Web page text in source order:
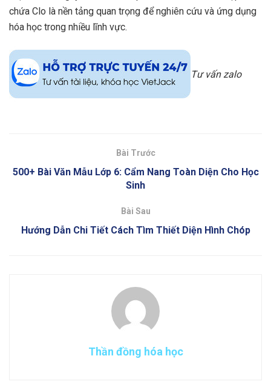
chứa Clo là nền tảng quan trọng để nghiên cứu và ứng dụng
hóa học trong nhiều lĩnh vực.
Tư vấn zalo
Bài Trước
500+ Bài Văn Mẫu Lớp 6: Cẩm Nang Toàn Diện Cho Học
Sinh
Bài Sau
Hướng Dẫn Chi Tiết Cách Tìm Thiết Diện Hình Chóp
Thần đồng hóa học